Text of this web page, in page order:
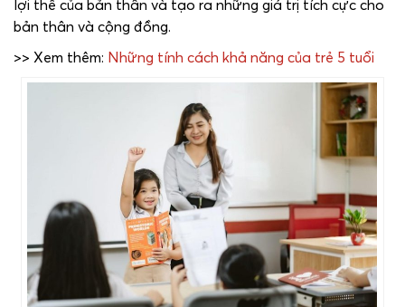
lợi thế của bản thân và tạo ra những giá trị tích cực cho
bản thân và cộng đồng.
>> Xem thêm: Những tính cách khả năng của trẻ 5 tuổi